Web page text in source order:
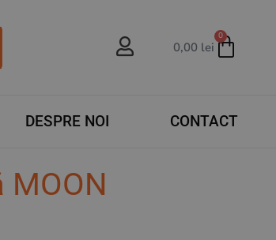
0,00 lei
0
DESPRE NOI CONTACT